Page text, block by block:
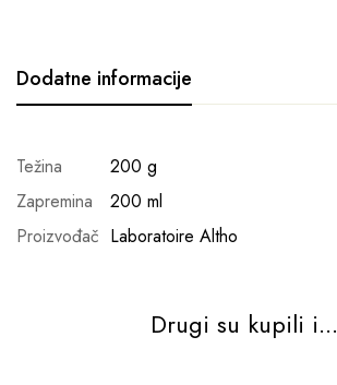
Dodatne informacije
Težina
200 g
Zapremina
200 ml
Proizvođač Laboratoire Altho
Drugi su kupili i...